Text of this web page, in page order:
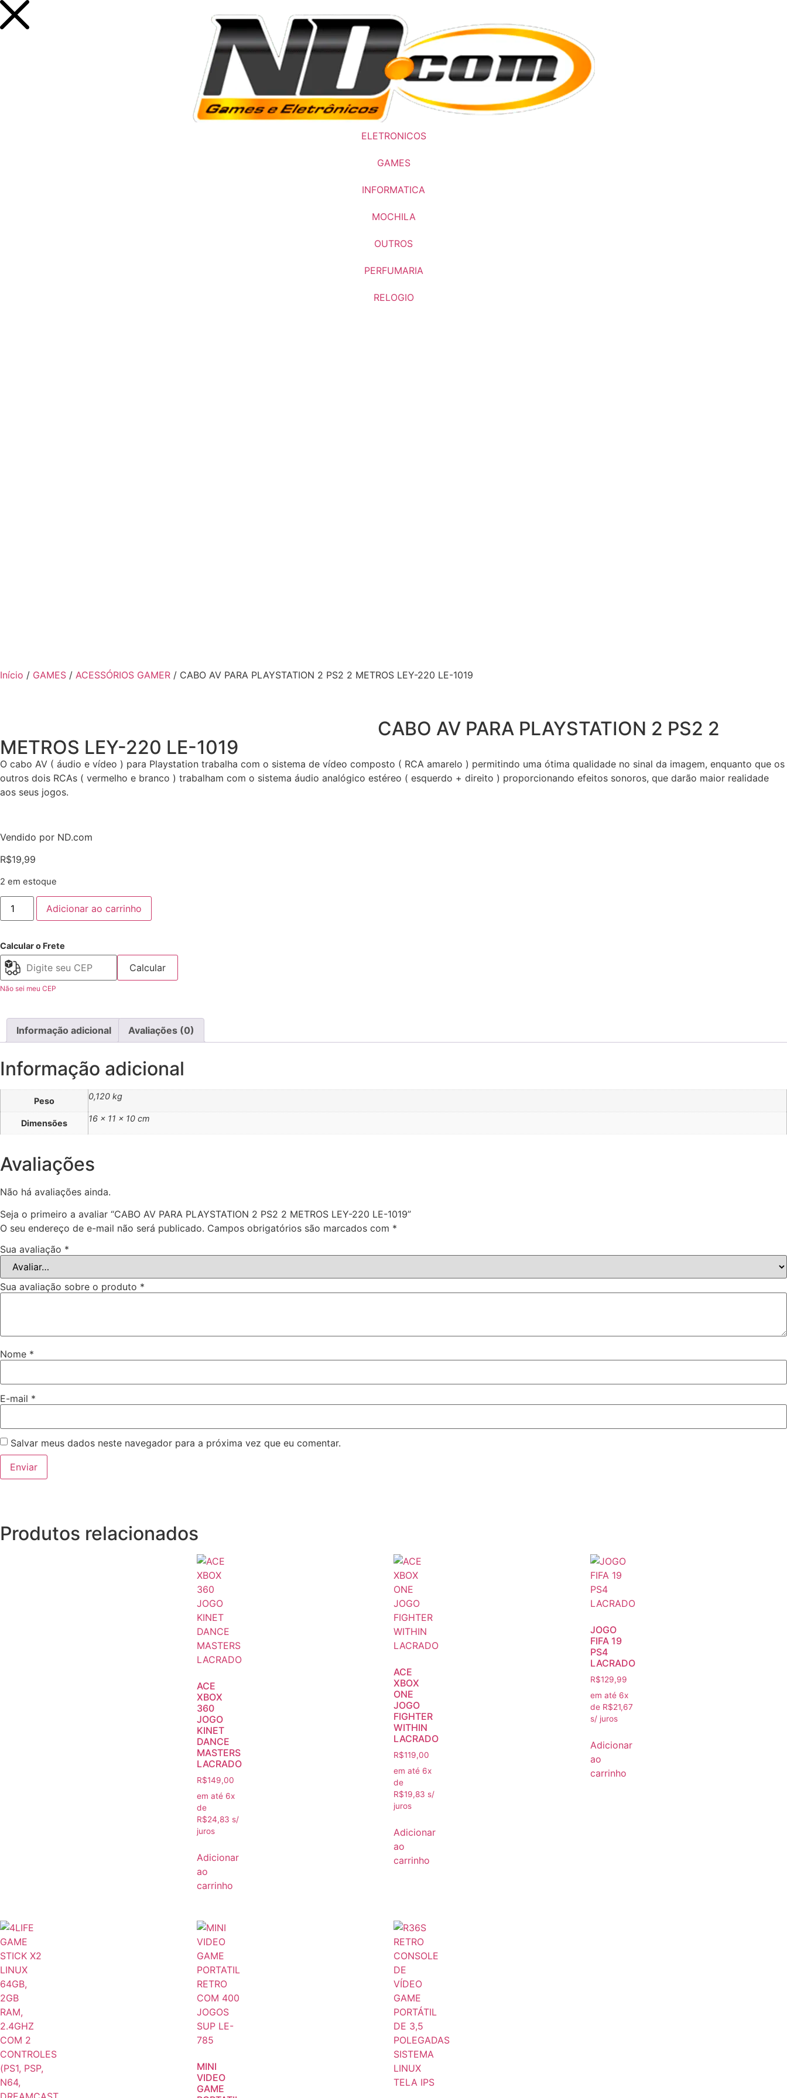
ELETRONICOS
GAMES
INFORMATICA
MOCHILA
OUTROS
PERFUMARIA
RELOGIO
Início / GAMES / ACESSÓRIOS GAMER / CABO AV PARA PLAYSTATION 2 PS2 2 METROS LEY-220 LE-1019
CABO AV PARA PLAYSTATION 2 PS2 2
METROS LEY-220 LE-1019
O cabo AV ( áudio e vídeo ) para Playstation trabalha com o sistema de vídeo composto ( RCA amarelo ) permitindo uma ótima qualidade no sinal da imagem, enquanto que os
outros dois RCAs ( vermelho e branco ) trabalham com o sistema áudio analógico estéreo ( esquerdo + direito ) proporcionando efeitos sonoros, que darão maior realidade
aos seus jogos.
Vendido por ND.com
R$19,99
2 em estoque
Adicionar ao carrinho
Calcular o Frete
Calcular
Não sei meu CEP
Informação adicional Avaliações (0)
Informação adicional
Peso 0,120 kg
Dimensões 16 × 11 × 10 cm
Avaliações
Não há avaliações ainda.
Seja o primeiro a avaliar “CABO AV PARA PLAYSTATION 2 PS2 2 METROS LEY-220 LE-1019”
O seu endereço de e-mail não será publicado. Campos obrigatórios são marcados com *
Sua avaliação *
Sua avaliação sobre o produto *
Nome *
E-mail *
Salvar meus dados neste navegador para a próxima vez que eu comentar.
Produtos relacionados
ACE
XBOX
360
JOGO
KINET
DANCE
MASTERS
LACRADO
R$149,00
em até 6x
de
R$24,83 s/
juros
Adicionar
ao
carrinho
ACE
XBOX
ONE
JOGO
FIGHTER
WITHIN
LACRADO
R$119,00
em até 6x
de
R$19,83 s/
juros
Adicionar
ao
carrinho
JOGO
FIFA 19
PS4
LACRADO
R$129,99
em até 6x
de R$21,67
s/ juros
Adicionar
ao
carrinho
MINI
VIDEO
GAME